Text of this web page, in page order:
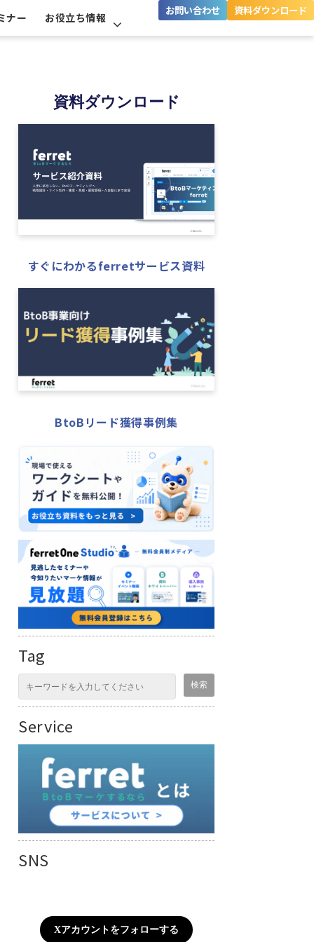
ナー お役立ち情報
お問い合わせ 資料ダウンロード
資料ダウンロード
すぐにわかるferretサービス資料
BtoBリード獲得事例集
Tag
Service
SNS
Xアカウントをフォローする